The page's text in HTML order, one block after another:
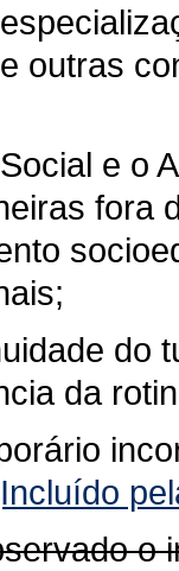
outras
e o
fora
do
da
o